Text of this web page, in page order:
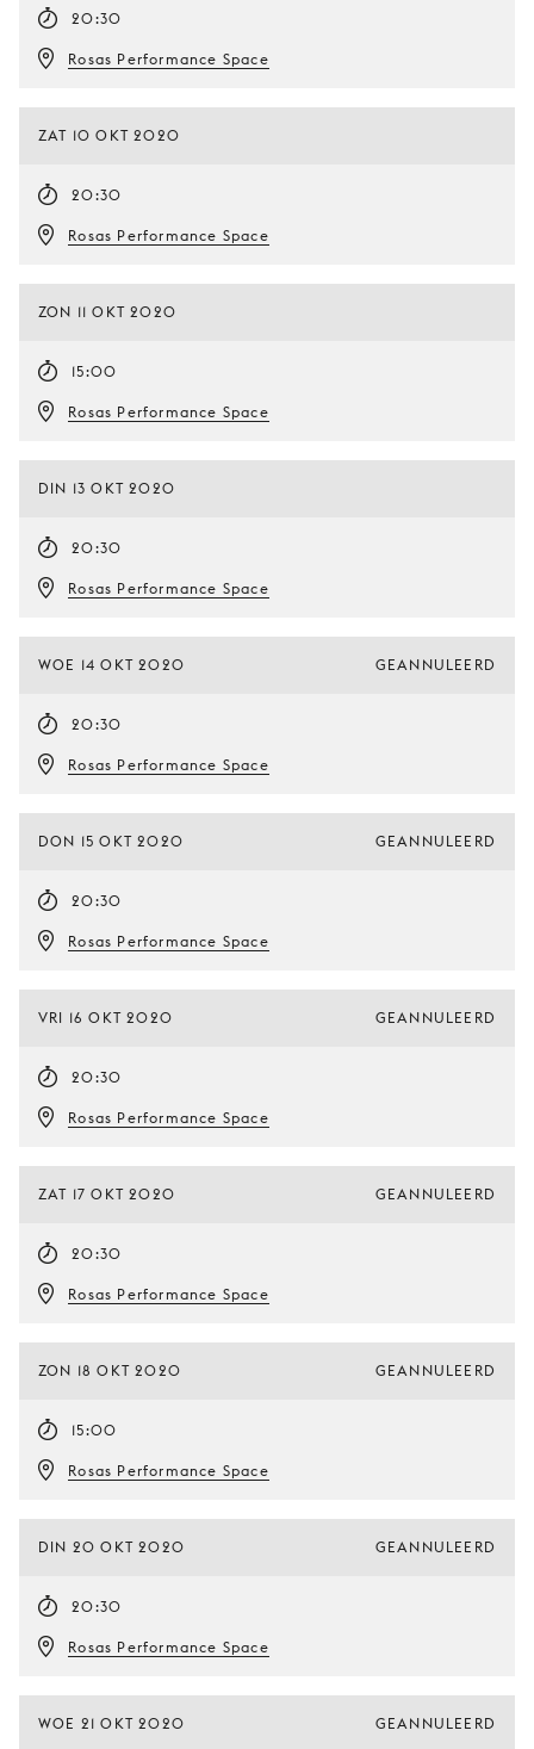
20:30
Rosas Performance Space
ZAT 10 OKT 2020
20:30
Rosas Performance Space
ZON 11 OKT 2020
15:00
Rosas Performance Space
DIN 13 OKT 2020
20:30
Rosas Performance Space
WOE 14 OKT 2020
20:30
Rosas Performance Space
GEANNULEERD
DON 15 OKT 2020
20:30
Rosas Performance Space
GEANNULEERD
VRI 16 OKT 2020
20:30
Rosas Performance Space
GEANNULEERD
ZAT 17 OKT 2020
20:30
Rosas Performance Space
GEANNULEERD
ZON 18 OKT 2020
15:00
Rosas Performance Space
GEANNULEERD
DIN 20 OKT 2020
20:30
Rosas Performance Space
GEANNULEERD
WOE 21 OKT 2020 GEANNULEERD